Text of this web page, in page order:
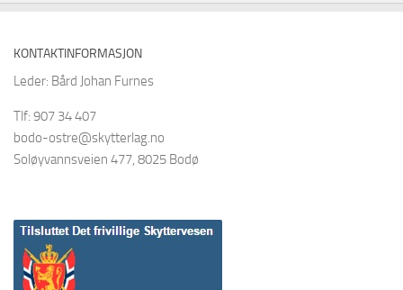
KONTAKTINFORMASJON
Leder: Bård Johan Furnes
Tlf: 907 34 407
bodo-ostre@skytterlag.no
Soløyvannsveien 477, 8025 Bodø